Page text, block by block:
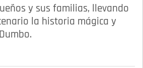
y sus familias, llevando
la historia mágica y